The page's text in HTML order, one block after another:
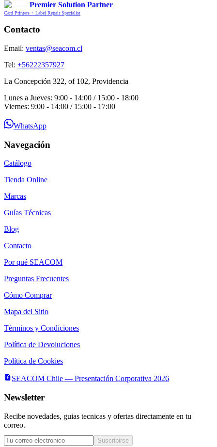
Premier Solution Partner
Card Printers + Label Repair Specialist
Contacto
Email: ventas@seacom.cl
Tel: +56222357927
La Concepción 322, of 102, Providencia
Lunes a Jueves: 9:00 - 14:00 / 15:00 - 18:00
Viernes: 9:00 - 14:00 / 15:00 - 17:00
WhatsApp
Navegación
Catálogo
Tienda Online
Marcas
Guías Técnicas
Blog
Contacto
Por qué SEACOM
Preguntas Frecuentes
Cómo Comprar
Mapa del Sitio
Términos y Condiciones
Política de Devoluciones
Política de Cookies
SEACOM Chile — Presentación Corporativa 2026
Newsletter
Recibe novedades, guias tecnicas y ofertas directamente en tu
correo.
Suscribirse